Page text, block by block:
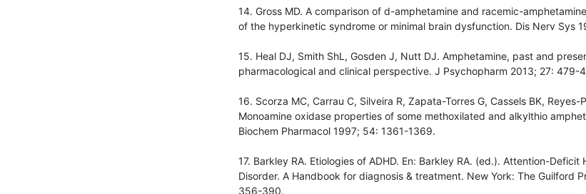
14. Gross MD. A comparison of d-amphetamine and racemic-
of the hyperkinetic syndrome or minimal brain dysfunction. Dis Nerv Sys
15. Heal DJ, Smith ShL, Gosden J, Nutt DJ. Amphetamine, past and
pharmacological and clinical perspective. J Psychopharm 2013; 27: 479-
16. Scorza MC, Carrau C, Silveira R, Zapata-Torres G, Cassels BK, Reyes-
Monoamine oxidase properties of some methoxilated and alkylthio
Biochem Pharmacol 1997; 54: 1361-1369.
17. Barkley RA. Etiologies of ADHD. En: Barkley RA. (ed.). Attention-
Disorder. A Handbook for diagnosis & treatment. New York: The Guilford
356-390.